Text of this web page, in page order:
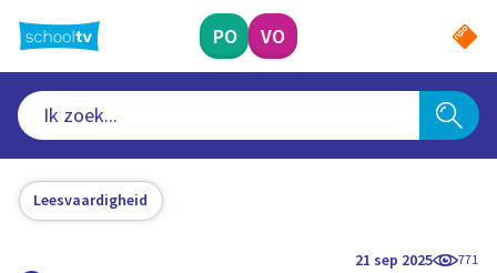
naar
hoofdinhoud
PO VO
Leesvaardigheid
21 sep 2025 771